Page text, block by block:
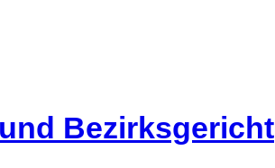
Bezirksgericht